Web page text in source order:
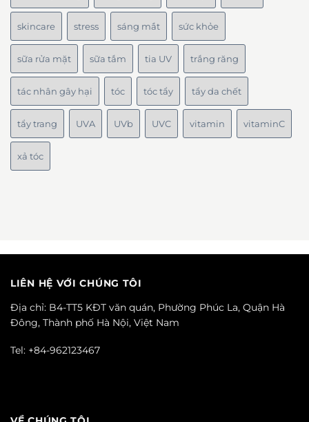
skincare stress sáng mắt sức khỏe
sữa rửa mặt sữa tắm tia UV trắng răng
tác nhân gây hại tóc tóc tẩy tẩy da chết
tẩy trang UVA UVb UVC vitamin vitaminC
xả tóc
LIÊN HỆ VỚI CHÚNG TÔI
Địa chỉ: B4-TT5 KĐT văn quán, Phường Phúc La, Quận Hà
Đông, Thành phố Hà Nội, Việt Nam
Tel: +84-962123467